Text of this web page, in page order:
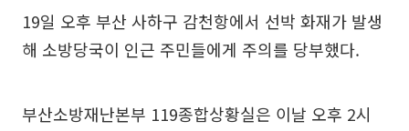
19일 오후 부산 사하구 감천항에서 선박 화재가 발생
해 소방당국이 인근 주민들에게 주의를 당부했다.
부산소방재난본부 119종합상황실은 이날 오후 2시